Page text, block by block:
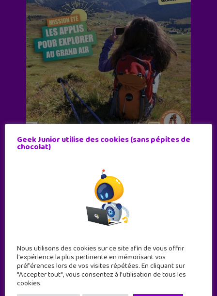
Abonne-toi !
11 numéros par an
JE M'ABONNE !
Geek Junior utilise des cookies (sans pépites de
chocolat)
Nous utilisons des cookies sur ce site afin de vous offrir
l'expérience la plus pertinente en mémorisant vos
préférences lors de vos visites répétées. En cliquant sur
"Accepter tout", vous consentez à l'utilisation de tous les
cookies.